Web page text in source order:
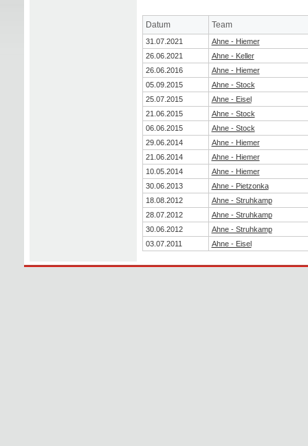
Datum Team
31.07.2021
Ahne - Hiemer
26.06.2021
Ahne - Keller
26.06.2016
Ahne - Hiemer
05.09.2015
Ahne - Stock
25.07.2015
Ahne - Eisel
21.06.2015
Ahne - Stock
06.06.2015
Ahne - Stock
29.06.2014
Ahne - Hiemer
21.06.2014
Ahne - Hiemer
10.05.2014
Ahne - Hiemer
30.06.2013
Ahne - Pietzonka
18.08.2012
Ahne - Struhkamp
28.07.2012
Ahne - Struhkamp
30.06.2012
Ahne - Struhkamp
03.07.2011
Ahne - Eisel